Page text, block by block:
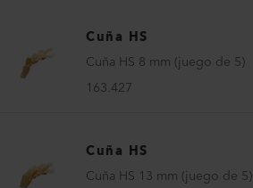
Cuña HS
Cuña HS 8 mm (juego de 5)
163.427
Cuña HS
Cuña HS 13 mm (juego de 5)